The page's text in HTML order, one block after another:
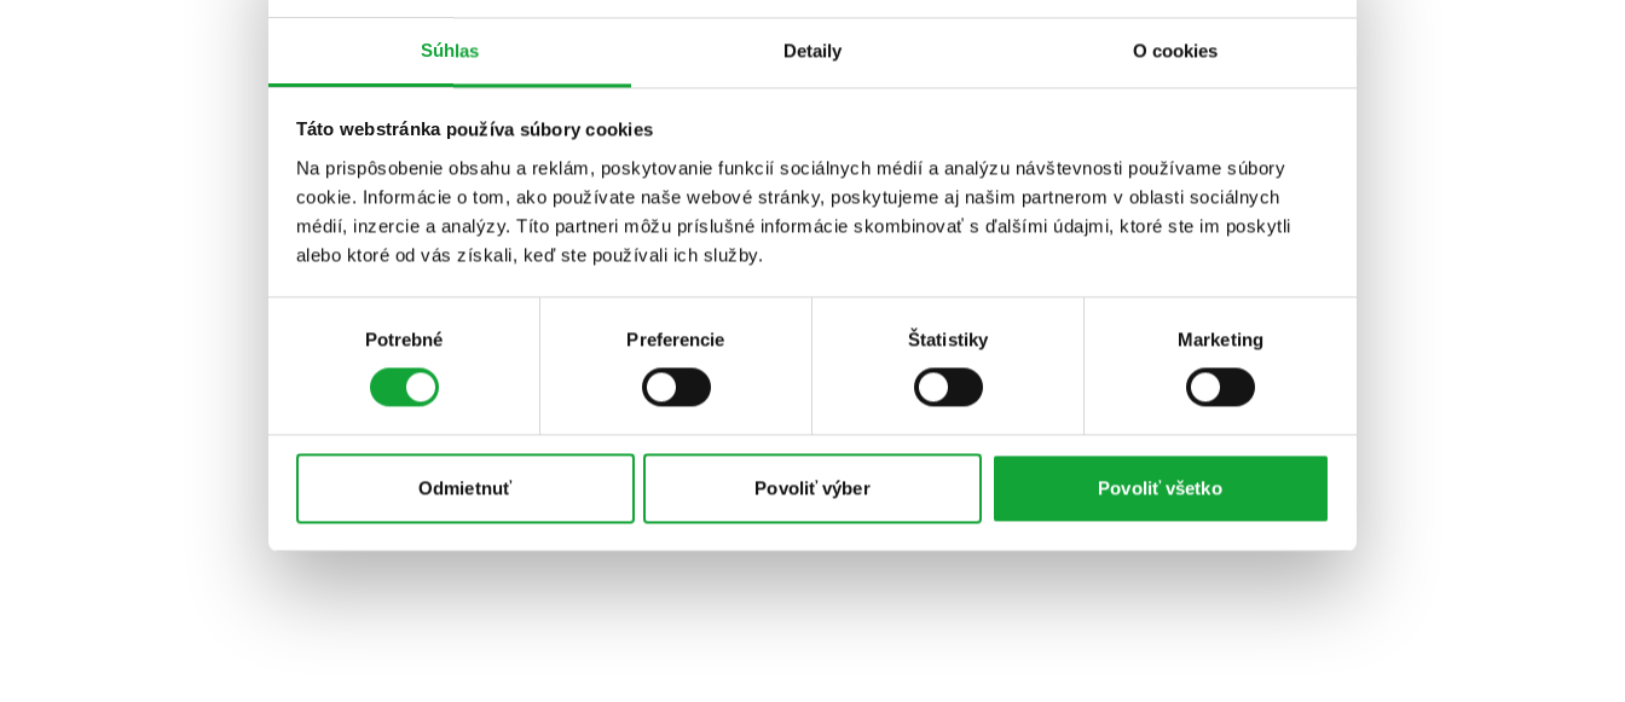
Súhlas Detaily O cookies
Táto webstránka používa súbory cookies
Na prispôsobenie obsahu a reklám, poskytovanie funkcií sociálnych médií a analýzu návštevnosti používame súbory
cookie. Informácie o tom, ako používate naše webové stránky, poskytujeme aj našim partnerom v oblasti sociálnych
médií, inzercie a analýzy. Títo partneri môžu príslušné informácie skombinovať s ďalšími údajmi, ktoré ste im poskytli
alebo ktoré od vás získali, keď ste používali ich služby.
Potrebné Preferencie Štatistiky Marketing
Odmietnuť Povoliť výber Povoliť všetko